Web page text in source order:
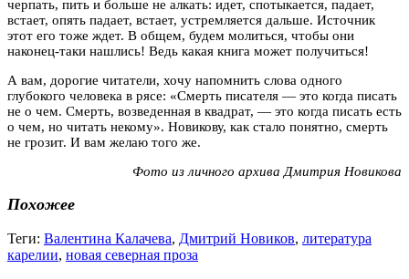
черпать, пить и больше не алкать: идет, спотыкается, падает,
встает, опять падает, встает, устремляется дальше. Источник
этот его тоже ждет. В общем, будем молиться, чтобы они
наконец-таки нашлись! Ведь какая книга может получиться!
А вам, дорогие читатели, хочу напомнить слова одного
глубокого человека в рясе: «Смерть писателя — это когда писать
не о чем. Смерть, возведенная в квадрат, — это когда писать есть
о чем, но читать некому». Новикову, как стало понятно, смерть
не грозит. И вам желаю того же.
Фото из личного архива Дмитрия Новикова
Похожее
Теги: Валентина Калачева, Дмитрий Новиков, литература
карелии, новая северная проза